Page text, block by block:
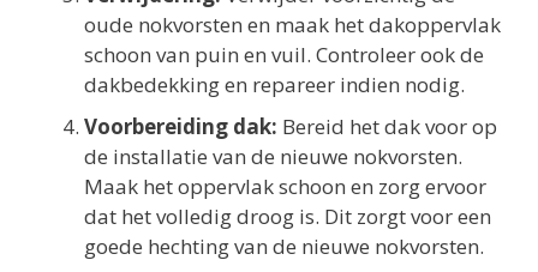
oude nokvorsten en maak het dakoppervlak
schoon van puin en vuil. Controleer ook de
dakbedekking en repareer indien nodig.
Voorbereiding dak: Bereid het dak voor op
de installatie van de nieuwe nokvorsten.
Maak het oppervlak schoon en zorg ervoor
dat het volledig droog is. Dit zorgt voor een
goede hechting van de nieuwe nokvorsten.